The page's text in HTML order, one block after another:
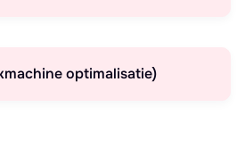
optimalisatie)